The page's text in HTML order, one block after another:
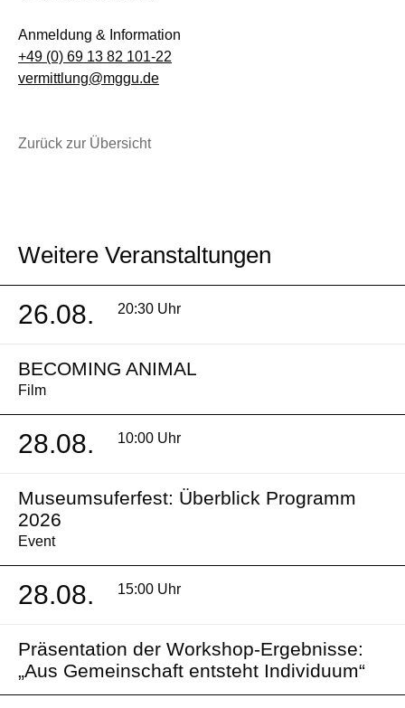
Anmeldung & Information
+49 (0) 69 13 82 101-22
vermittlung@mggu.de
Zurück zur Übersicht
Weitere Veranstaltungen
26.08. 20:30 Uhr
BECOMING ANIMAL
Film
28.08. 10:00 Uhr
Museumsuferfest: Überblick Programm
2026
Event
28.08. 15:00 Uhr
Präsentation der Workshop-Ergebnisse:
„Aus Gemeinschaft entsteht Individuum“